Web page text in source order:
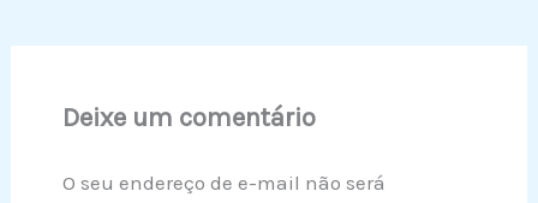
Deixe um comentário
O seu endereço de e-mail não será